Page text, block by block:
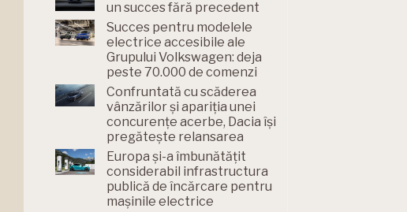
un succes fără precedent
Succes pentru modelele
electrice accesibile ale
Grupului Volkswagen: deja
peste 70.000 de comenzi
Confruntată cu scăderea
vânzărilor și apariția unei
concurențe acerbe, Dacia își
pregătește relansarea
Europa și-a îmbunătățit
considerabil infrastructura
publică de încărcare pentru
mașinile electrice